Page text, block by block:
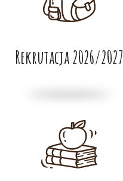
Rekrutacja 2026/2027